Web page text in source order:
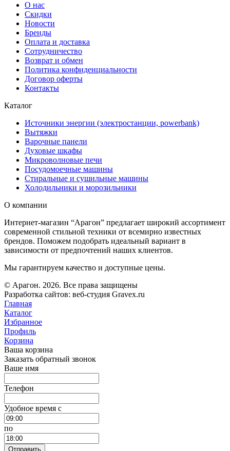
О нас
Скидки
Новости
Бренды
Оплата и доставка
Сотрудничество
Возврат и обмен
Политика конфиденциальности
Договор оферты
Контакты
Каталог
Источники энергии (электростанции, powerbank)
Вытяжки
Варочные панели
Духовые шкафы
Микроволновые печи
Посудомоечные машины
Стиральные и сушильные машины
Холодильники и морозильники
О компании
Интернет-магазин “Арагон” предлагает широкий ассортимент
современной стильной техники от всемирно известных
брендов. Поможем подобрать идеальный вариант в
зависимости от предпочтений наших клиентов.
Мы гарантируем качество и доступные цены.
© Арагон. 2026. Все права защищены
Разработка сайтов: веб-студия Gravex.ru
Главная
Каталог
Избранное
Профиль
Корзина
Ваша корзина
Заказать обратный звонок
Ваше имя
Телефон
Удобное время c
по
Отправить